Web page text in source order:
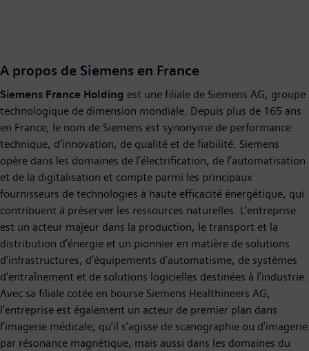
A propos de Siemens en France
Siemens France Holding est une filiale de Siemens AG, groupe
technologique de dimension mondiale. Depuis plus de 165 ans
en France, le nom de Siemens est synonyme de performance
technique, d’innovation, de qualité et de fiabilité. Siemens
opère dans les domaines de l’électrification, de l’automatisation
et de la digitalisation et compte parmi les principaux
fournisseurs de technologies à haute efficacité énergétique, qui
contribuent à préserver les ressources naturelles. L’entreprise
est un acteur majeur dans la production, le transport et la
distribution d’énergie et un pionnier en matière de solutions
d’infrastructures, d’équipements d’automatisme, de systèmes
d’entraînement et de solutions logicielles destinées à l’industrie.
Avec sa filiale cotée en bourse Siemens Healthineers AG,
l’entreprise est également un acteur de premier plan dans
l’imagerie médicale, qu’il s’agisse de scanographie ou d’imagerie
par résonance magnétique, mais aussi dans les domaines du